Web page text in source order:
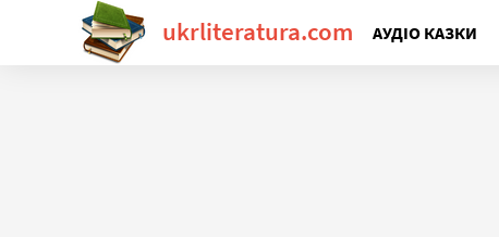
ukrliteratura.com АУДІО КАЗКИ